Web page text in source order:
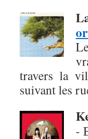
travers la
suivant les
-